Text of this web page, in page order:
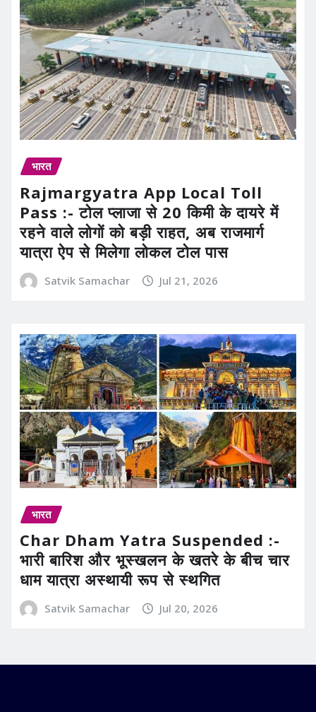
भारत
Rajmargyatra App Local Toll
Pass :- टोल प्लाजा से 20 किमी के दायरे में
रहने वाले लोगों को बड़ी राहत, अब राजमार्ग
यात्रा ऐप से मिलेगा लोकल टोल पास
Satvik Samachar Jul 21, 2026
भारत
Char Dham Yatra Suspended :-
भारी बारिश और भूस्खलन के खतरे के बीच चार
धाम यात्रा अस्थायी रूप से स्थगित
Satvik Samachar Jul 20, 2026